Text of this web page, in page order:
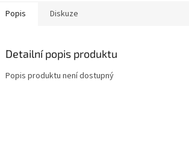
Popis Diskuze
Detailní popis produktu
Popis produktu není dostupný